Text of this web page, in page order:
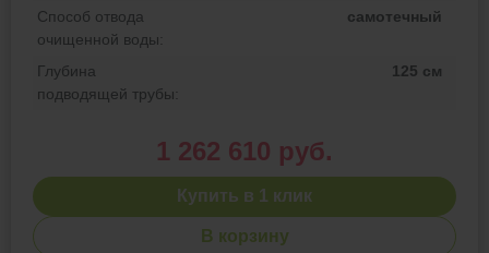
Способ отвода
очищенной воды:
самотечный
Глубина
подводящей трубы:
125 см
1 262 610 руб.
Купить в 1 клик
В корзину